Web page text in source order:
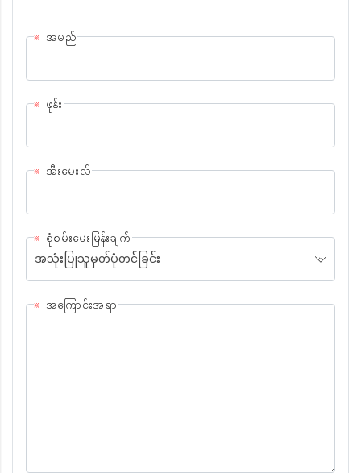
အမည်
ဖုန်း
အီးမေးလ်
အသုံးပြုသူမှတ်ပုံတင်ခြင်း
စုံစမ်းမေးမြန်းချက်
အကြောင်းအရာ